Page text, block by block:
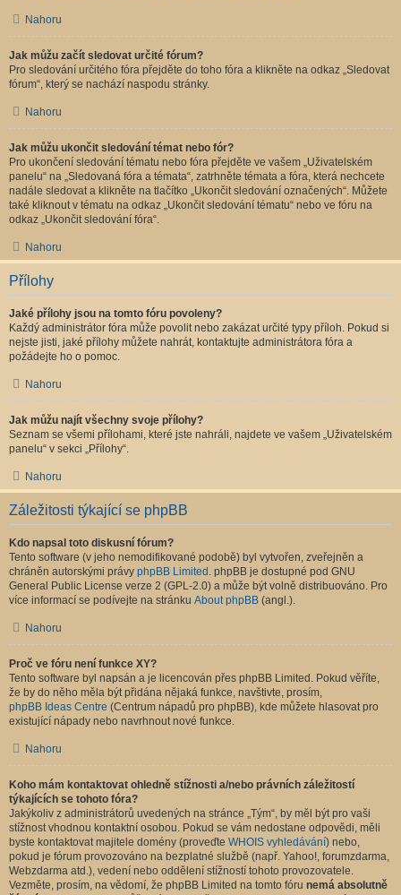
Nahoru
Jak můžu začít sledovat určité fórum?
Pro sledování určitého fóra přejděte do toho fóra a klikněte na odkaz „Sledovat
fórum“, který se nachází naspodu stránky.
Nahoru
Jak můžu ukončit sledování témat nebo fór?
Pro ukončení sledování tématu nebo fóra přejděte ve vašem „Uživatelském
panelu“ na „Sledovaná fóra a témata“, zatrhněte témata a fóra, která nechcete
nadále sledovat a klikněte na tlačítko „Ukončit sledování označených“. Můžete
také kliknout v tématu na odkaz „Ukončit sledování tématu“ nebo ve fóru na
odkaz „Ukončit sledování fóra“.
Nahoru
Přílohy
Jaké přílohy jsou na tomto fóru povoleny?
Každý administrátor fóra může povolit nebo zakázat určité typy příloh. Pokud si
nejste jisti, jaké přílohy můžete nahrát, kontaktujte administrátora fóra a
požádejte ho o pomoc.
Nahoru
Jak můžu najít všechny svoje přílohy?
Seznam se všemi přílohami, které jste nahráli, najdete ve vašem „Uživatelském
panelu“ v sekci „Přílohy“.
Nahoru
Záležitosti týkající se phpBB
Kdo napsal toto diskusní fórum?
Tento software (v jeho nemodifikované podobě) byl vytvořen, zveřejněn a
chráněn autorskými právy phpBB Limited . phpBB je dostupné pod GNU
General Public License verze 2 (GPL-2.0) a může být volně distribuováno. Pro
více informací se podívejte na stránku About phpBB (angl.).
Nahoru
Proč ve fóru není funkce XY?
Tento software byl napsán a je licencován přes phpBB Limited. Pokud věříte,
že by do něho měla být přidána nějaká funkce, navštivte, prosím,
phpBB Ideas Centre (Centrum nápadů pro phpBB), kde můžete hlasovat pro
existující nápady nebo navrhnout nové funkce.
Nahoru
Koho mám kontaktovat ohledně stížnosti a/nebo právních záležitostí
týkajících se tohoto fóra?
Jakýkoliv z administrátorů uvedených na stránce „Tým“, by měl být pro vaši
stížnost vhodnou kontaktní osobou. Pokud se vám nedostane odpovědi, měli
byste kontaktovat majitele domény (proveďte WHOIS vyhledávání) nebo,
pokud je fórum provozováno na bezplatné službě (např. Yahoo!, forumzdarma,
Webzdarma atd.), vedení nebo oddělení stížností tohoto provozovatele.
Vezměte, prosím, na vědomí, že phpBB Limited na tomto fóru nemá absolutně